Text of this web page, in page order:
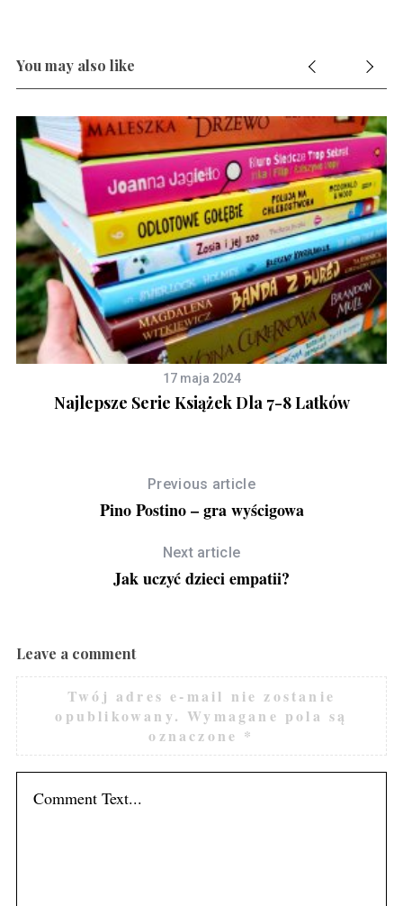
You may also like
17 maja 2024
Najlepsze Serie Książek Dla 7-8 Latków
Previous article
Pino Postino – gra wyścigowa
Next article
Jak uczyć dzieci empatii?
Leave a comment
Twój adres e-mail nie zostanie
opublikowany. Wymagane pola są
oznaczone *